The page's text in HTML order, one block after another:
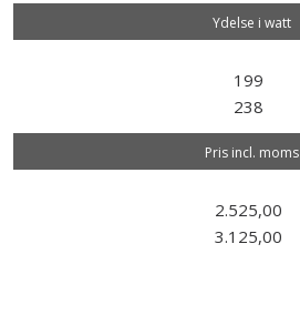
Ydelse i watt
199
238
Pris incl. moms
2.525,00
3.125,00